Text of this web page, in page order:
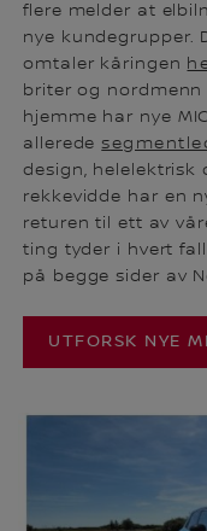
flere melder at
nye kundegrupper.
omtaler kåringen
briter og nordmenn
hjemme har nye
allerede
design, helelektrisk
rekkevidde har en
returen til ett av
ting tyder i hvert
på begge sider av
UTFORSK NYE